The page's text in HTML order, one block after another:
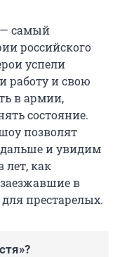
— самый
российского
успели
работу и свою
в армии,
состояние.
позволят
и увидим
лет, как
в
престарелых.